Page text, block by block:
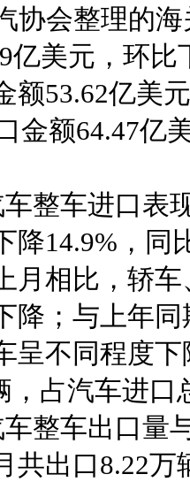
会整理的海
亿美元，环
额53.62亿美
金额64.47亿
整车进口表
降14.9%，同
月相比，轿
降；与上年
呈不同程度
，占汽车进口
整车出口量
共出口8.22